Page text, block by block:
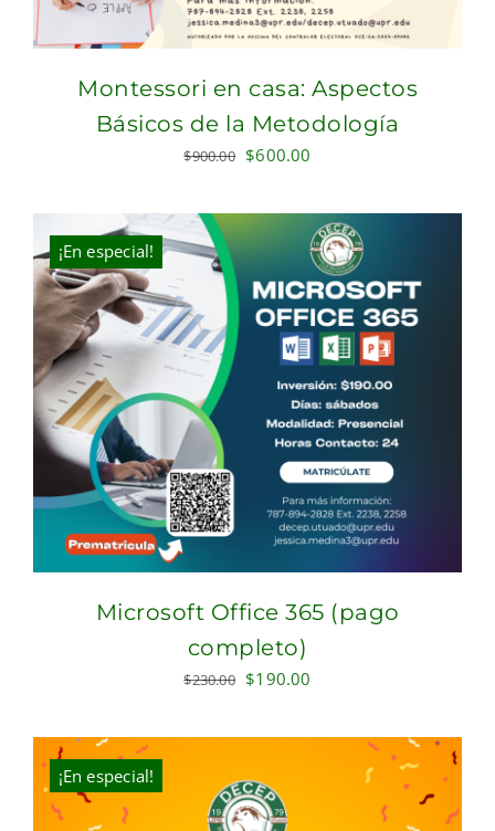
Montessori en casa: Aspectos
Básicos de la Metodología
$900.00 Original
was:
$900.00.
$600.00
is:
$600.00.
¡En especial!
Microsoft Office 365 (pago
completo)
$230.00 Original
was:
$190.00
is:
¡En especial!